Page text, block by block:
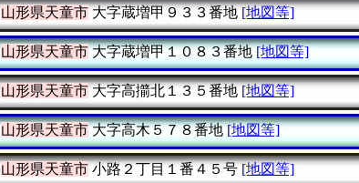
山形県天童市大字蔵増甲９３３番地 [地図等]
山形県天童市大字蔵増甲１０８３番地 [地図等]
山形県天童市大字高擶北１３５番地 [地図等]
山形県天童市大字高木５７８番地 [地図等]
山形県天童市小路２丁目１番４５号 [地図等]